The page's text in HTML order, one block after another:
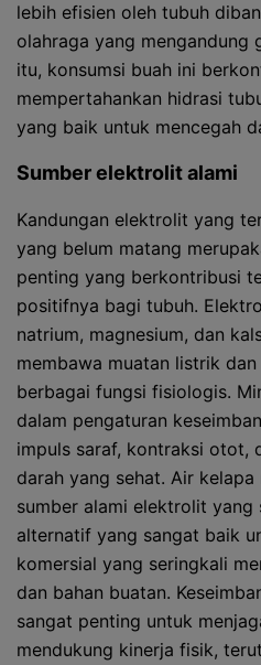
lebih efisien oleh tubuh
olahraga yang mengandung
itu, konsumsi buah ini
mempertahankan hidrasi
yang baik untuk mencegah
Sumber elektrolit alami
Kandungan elektrolit yang
yang belum matang
penting yang berkontribusi
positifnya bagi tubuh.
natrium, magnesium, dan
membawa muatan listrik
berbagai fungsi fisiologis.
dalam pengaturan
impuls saraf, kontraksi otot,
darah yang sehat. Air
sumber alami elektrolit yang
alternatif yang sangat baik
komersial yang seringkali
dan bahan buatan.
sangat penting untuk
mendukung kinerja fisik,